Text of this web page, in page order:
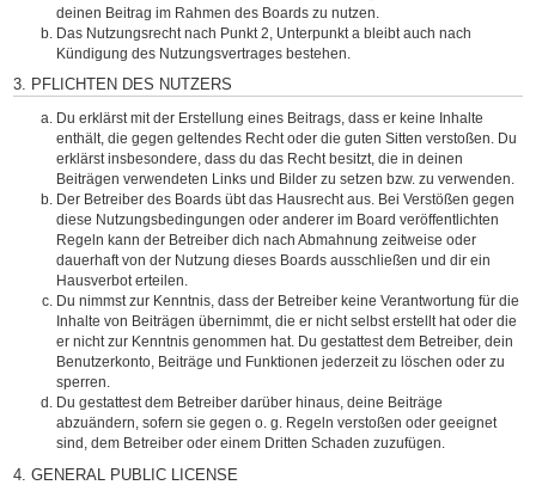
deinen Beitrag im Rahmen des Boards zu nutzen.
Das Nutzungsrecht nach Punkt 2, Unterpunkt a bleibt auch nach
Kündigung des Nutzungsvertrages bestehen.
3. PFLICHTEN DES NUTZERS
Du erklärst mit der Erstellung eines Beitrags, dass er keine Inhalte
enthält, die gegen geltendes Recht oder die guten Sitten verstoßen. Du
erklärst insbesondere, dass du das Recht besitzt, die in deinen
Beiträgen verwendeten Links und Bilder zu setzen bzw. zu verwenden.
Der Betreiber des Boards übt das Hausrecht aus. Bei Verstößen gegen
diese Nutzungsbedingungen oder anderer im Board veröffentlichten
Regeln kann der Betreiber dich nach Abmahnung zeitweise oder
dauerhaft von der Nutzung dieses Boards ausschließen und dir ein
Hausverbot erteilen.
Du nimmst zur Kenntnis, dass der Betreiber keine Verantwortung für die
Inhalte von Beiträgen übernimmt, die er nicht selbst erstellt hat oder die
er nicht zur Kenntnis genommen hat. Du gestattest dem Betreiber, dein
Benutzerkonto, Beiträge und Funktionen jederzeit zu löschen oder zu
sperren.
Du gestattest dem Betreiber darüber hinaus, deine Beiträge
abzuändern, sofern sie gegen o. g. Regeln verstoßen oder geeignet
sind, dem Betreiber oder einem Dritten Schaden zuzufügen.
4. GENERAL PUBLIC LICENSE